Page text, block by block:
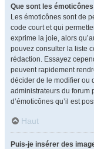
Que sont les
Les émoticônes sont de
code court et qui
exprime la joie, alors
pouvez consulter la liste
rédaction. Essayez
peuvent rapidement
décider de le modifier ou
administrateurs du forum
d’émoticônes qu’il est
Haut
Puis-je insérer des